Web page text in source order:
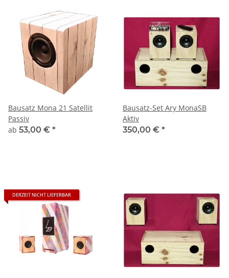
Bausatz Mona 21 Satellit
Passiv
ab 53,00 € *
Bausatz-Set Ary MonaSB
Aktiv
350,00 € *
DERZEIT NICHT LIEFERBAR